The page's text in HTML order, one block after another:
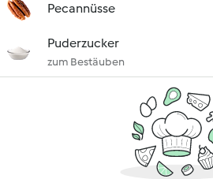
Pecannüsse
Puderzucker
zum Bestäuben